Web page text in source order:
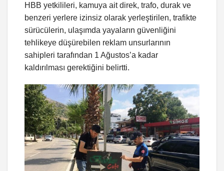
HBB yetkilileri, kamuya ait direk, trafo, durak ve
benzeri yerlere izinsiz olarak yerleştirilen, trafikte
sürücülerin, ulaşımda yayaların güvenliğini
tehlikeye düşürebilen reklam unsurlarının
sahipleri tarafından 1 Ağustos’a kadar
kaldırılması gerektiğini belirtti.